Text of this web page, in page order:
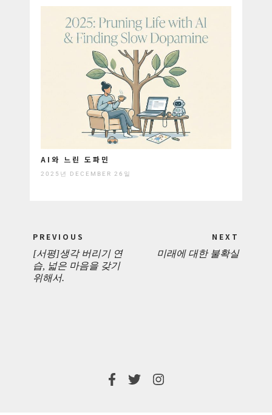
AI와 느린 도파민
2025년 DECEMBER 26일
navigation
PREVIOUS
PREVIOUS
POST:
[서평]생각 버리기 연
습, 넓은 마음을 갖기
위해서.
NEXT
미래에 대한 불확실